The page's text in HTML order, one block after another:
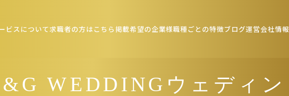
ビスについて求職者の方はこちら 掲載希望の企業様職種ごとの特徴ブログ運営会社情報
WEDDINGウェディン